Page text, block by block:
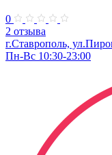
0
2 отзыва
г.Ставрополь,
Пн-Вс 10:30-23:00